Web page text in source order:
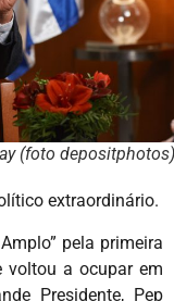
(foto depositphotos)
extraordinário.
pela primeira
voltou a ocupar em
Presidente, Pep